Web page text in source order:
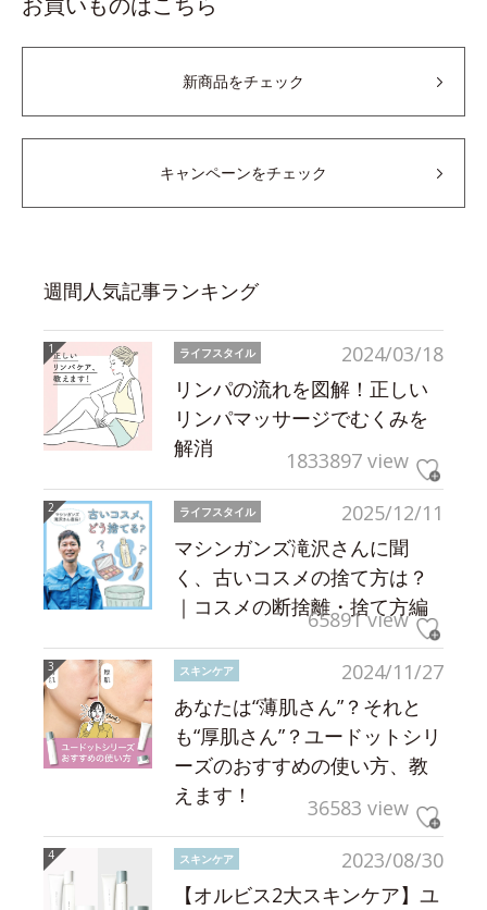
新商品をチェック
キャンペーンをチェック
週間人気記事ランキング
2024/03/18
ライフスタイル
リンパの流れを図解！正しい
リンパマッサージでむくみを
解消
1833897 view
2025/12/11
ライフスタイル
マシンガンズ滝沢さんに聞
く、古いコスメの捨て方は？
｜コスメの断捨離・捨て方編
65891 view
2024/11/27
スキンケア
あなたは“薄肌さん”？それと
も“厚肌さん”？ユードットシリ
ーズのおすすめの使い方、教
えます！
36583 view
2023/08/30
スキンケア
【オルビス2大スキンケア】ユ